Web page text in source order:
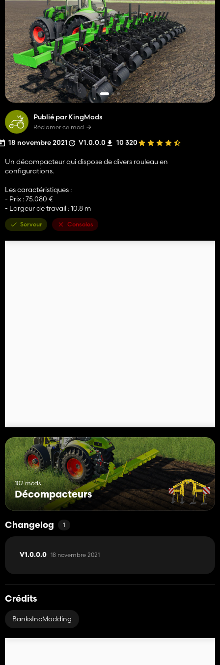
Publié par KingMods
Réclamer ce mod
18 novembre 2021 V1.0.0.0 10 320
Un décompacteur qui dispose de divers rouleau en
configurations.
Les caractéristiques :
- Prix : 75.080 €
- Largeur de travail : 10.8 m
Serveur Consoles
102 mods
Décompacteurs
Changelog 1
V1.0.0.0 18 novembre 2021
Crédits
BanksIncModding